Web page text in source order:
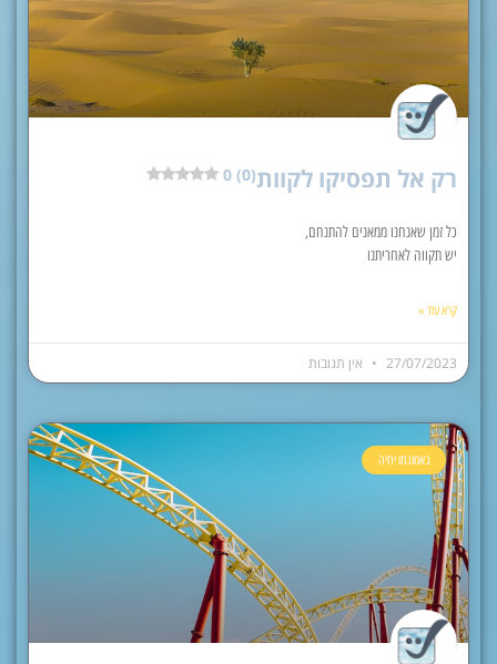
רק אל תפסיקו לקוות0 (0)
כל זמן שאנחנו ממאנים להתנחם,
יש תקווה לאחריתנו
קרא עוד »
27/07/2023 אין תגובות
באמונתו יחיה